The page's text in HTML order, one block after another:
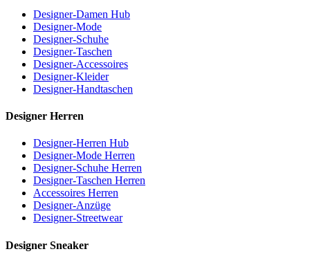
Designer-Damen Hub
Designer-Mode
Designer-Schuhe
Designer-Taschen
Designer-Accessoires
Designer-Kleider
Designer-Handtaschen
Designer Herren
Designer-Herren Hub
Designer-Mode Herren
Designer-Schuhe Herren
Designer-Taschen Herren
Accessoires Herren
Designer-Anzüge
Designer-Streetwear
Designer Sneaker